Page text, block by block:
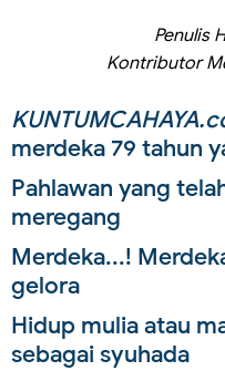
Penulis
Kontributor
merdeka 79 tahun
Pahlawan yang
meregang
Merdeka...!
gelora
Hidup mulia atau
sebagai syuhada